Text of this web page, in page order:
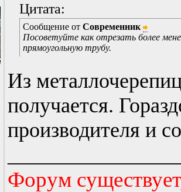
Цитата:
Сообщение от Современник
Посоветуйте как отрезать более
прямоугольную трубу.
Из
получается.
производителя и
Форум